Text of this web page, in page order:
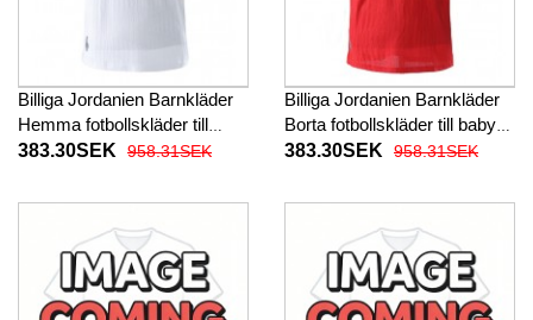
Billiga Jordanien Barnkläder
Hemma fotbollskläder till
baby VM 2026 Kortärmad (+
383.30SEK 958.31SEK
Billiga Jordanien Barnkläder
Borta fotbollskläder till baby
VM 2026 Kortärmad (+ Korta
383.30SEK 958.31SEK